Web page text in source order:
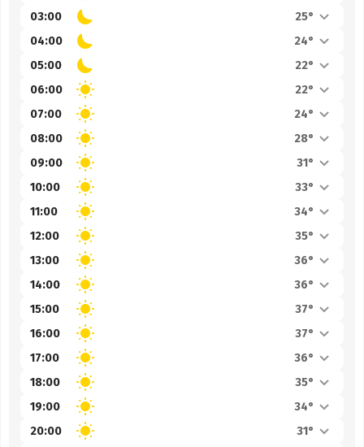
03:00
25°
04:00
24°
05:00
22°
06:00
22°
07:00
24°
08:00
28°
09:00
31°
10:00
33°
11:00
34°
12:00
35°
13:00
36°
14:00
36°
15:00
37°
16:00
37°
17:00
36°
18:00
35°
19:00
34°
20:00
31°